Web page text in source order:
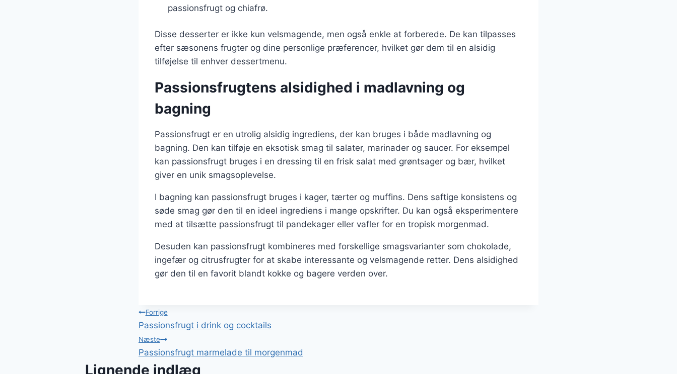
passionsfrugt og chiafrø.
Disse desserter er ikke kun velsmagende, men også enkle at forberede. De kan tilpasses
efter sæsonens frugter og dine personlige præferencer, hvilket gør dem til en alsidig
tilføjelse til enhver dessertmenu.
Passionsfrugtens alsidighed i madlavning og
bagning
Passionsfrugt er en utrolig alsidig ingrediens, der kan bruges i både madlavning og
bagning. Den kan tilføje en eksotisk smag til salater, marinader og saucer. For eksempel
kan passionsfrugt bruges i en dressing til en frisk salat med grøntsager og bær, hvilket
giver en unik smagsoplevelse.
I bagning kan passionsfrugt bruges i kager, tærter og muffins. Dens saftige konsistens og
søde smag gør den til en ideel ingrediens i mange opskrifter. Du kan også eksperimentere
med at tilsætte passionsfrugt til pandekager eller vafler for en tropisk morgenmad.
Desuden kan passionsfrugt kombineres med forskellige smagsvarianter som chokolade,
ingefær og citrusfrugter for at skabe interessante og velsmagende retter. Dens alsidighed
gør den til en favorit blandt kokke og bagere verden over.
Indlægsnavigation
Forrige
Passionsfrugt i drink og cocktails
Næste
Passionsfrugt marmelade til morgenmad
Lignende indlæg